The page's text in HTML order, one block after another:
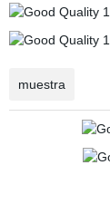
muestra